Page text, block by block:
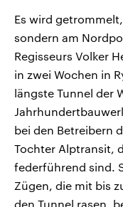
Es wird
sondern am
Regisseurs Volker
in zwei Wochen in
längste Tunnel der
bei den Betreibern
Tochter Alptransit,
federführend sind.
Zügen, die mit bis
den Tunnel rasen,